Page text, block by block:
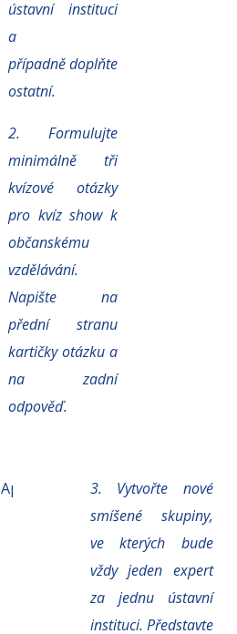
ústavní instituci
a
případnědoplňte
ostatní.
2. Formulujte
minimálně tři
kvízové otázky
pro kvíz show k
občanskému
vzdělávání.
Napište na
přední stranu
kartičky otázku a
na zadní
odpověď.
Aplikace
3. Vytvořte nové
smíšené skupiny,
ve kterých bude
vždy jeden expert
za jednu ústavní
instituci. Představte